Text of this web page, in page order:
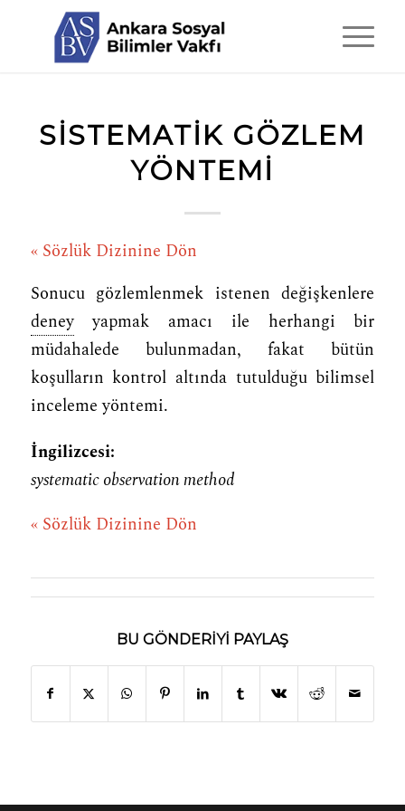
SISTEMATIK GÖZLEM
YÖNTEMI
« Sözlük Dizinine Dön
Sonucu gözlemlenmek istenen değişkenlere
deneyyapmak amacı ile herhangi bir
müdahalede bulunmadan, fakat bütün
koşulların kontrol altında tutulduğu bilimsel
inceleme yöntemi.
İngilizcesi:
systematic observation method
« Sözlük Dizinine Dön
BU GÖNDERIYI PAYLAŞ